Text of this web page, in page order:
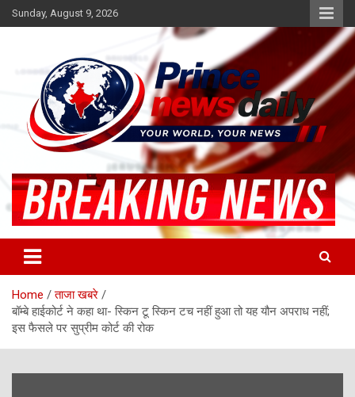
Skip
to
Sunday, August 9, 2026
Princenews Daily
Home
ताजा खबरे
बॉम्बे हाईकोर्ट ने कहा था- स्किन टू स्किन टच नहीं हुआ तो यह यौन अपराध नहीं;
इस फैसले पर सुप्रीम कोर्ट की रोक